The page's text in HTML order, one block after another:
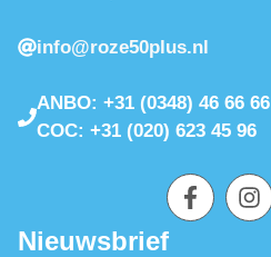
info@roze50plus.nl
ANBO: +31 (0348) 46 66 66
COC: +31 (020) 623 45 96
Nieuwsbrief